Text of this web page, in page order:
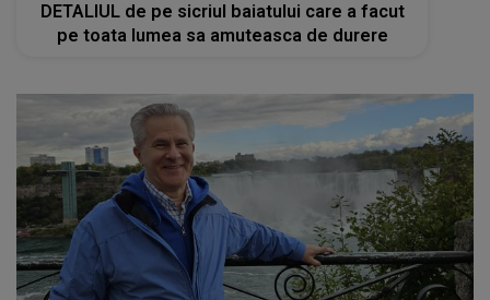
DETALIUL de pe sicriul baiatului care a facut
pe toata lumea sa amuteasca de durere